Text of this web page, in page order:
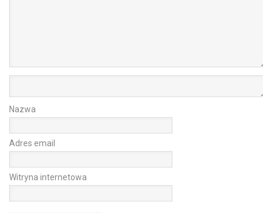
Nazwa
Adres email
Witryna internetowa